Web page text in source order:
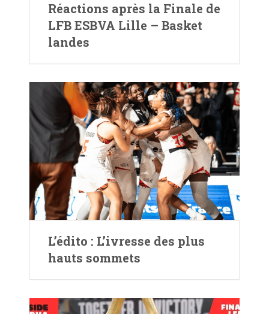
Réactions après la Finale de
LFB ESBVA Lille – Basket
landes
L’édito : L’ivresse des plus
hauts sommets